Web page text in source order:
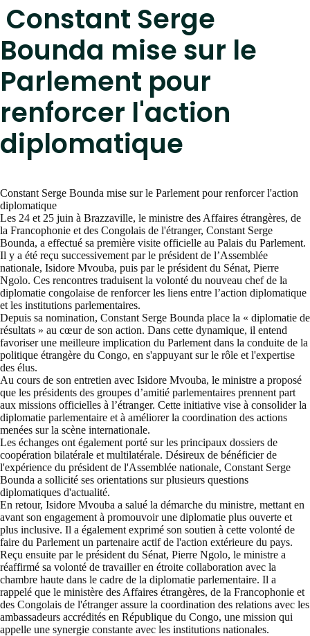
Constant Serge
Bounda mise sur le
Parlement pour
renforcer l'action
diplomatique
Constant Serge Bounda mise sur le Parlement pour renforcer l'action
diplomatique
Les 24 et 25 juin à Brazzaville, le ministre des Affaires étrangères, de
la Francophonie et des Congolais de l'étranger, Constant Serge
Bounda, a effectué sa première visite officielle au Palais du Parlement.
Il y a été reçu successivement par le président de l’Assemblée
nationale, Isidore Mvouba, puis par le président du Sénat, Pierre
Ngolo. Ces rencontres traduisent la volonté du nouveau chef de la
diplomatie congolaise de renforcer les liens entre l’action diplomatique
et les institutions parlementaires.
Depuis sa nomination, Constant Serge Bounda place la « diplomatie de
résultats » au cœur de son action. Dans cette dynamique, il entend
favoriser une meilleure implication du Parlement dans la conduite de la
politique étrangère du Congo, en s'appuyant sur le rôle et l'expertise
des élus.
Au cours de son entretien avec Isidore Mvouba, le ministre a proposé
que les présidents des groupes d’amitié parlementaires prennent part
aux missions officielles à l’étranger. Cette initiative vise à consolider la
diplomatie parlementaire et à améliorer la coordination des actions
menées sur la scène internationale.
Les échanges ont également porté sur les principaux dossiers de
coopération bilatérale et multilatérale. Désireux de bénéficier de
l'expérience du président de l'Assemblée nationale, Constant Serge
Bounda a sollicité ses orientations sur plusieurs questions
diplomatiques d'actualité.
En retour, Isidore Mvouba a salué la démarche du ministre, mettant en
avant son engagement à promouvoir une diplomatie plus ouverte et
plus inclusive. Il a également exprimé son soutien à cette volonté de
faire du Parlement un partenaire actif de l'action extérieure du pays.
Reçu ensuite par le président du Sénat, Pierre Ngolo, le ministre a
réaffirmé sa volonté de travailler en étroite collaboration avec la
chambre haute dans le cadre de la diplomatie parlementaire. Il a
rappelé que le ministère des Affaires étrangères, de la Francophonie et
des Congolais de l'étranger assure la coordination des relations avec les
ambassadeurs accrédités en République du Congo, une mission qui
appelle une synergie constante avec les institutions nationales.